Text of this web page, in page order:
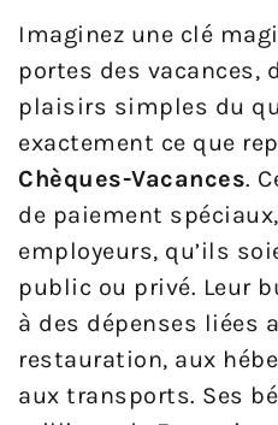
Imaginez une clé
portes des vacances,
plaisirs simples du
exactement ce que
Chèques-Vacances.
de paiement
employeurs, qu’ils
public ou privé. Leur
à des dépenses liées
restauration, aux
aux transports. Ses